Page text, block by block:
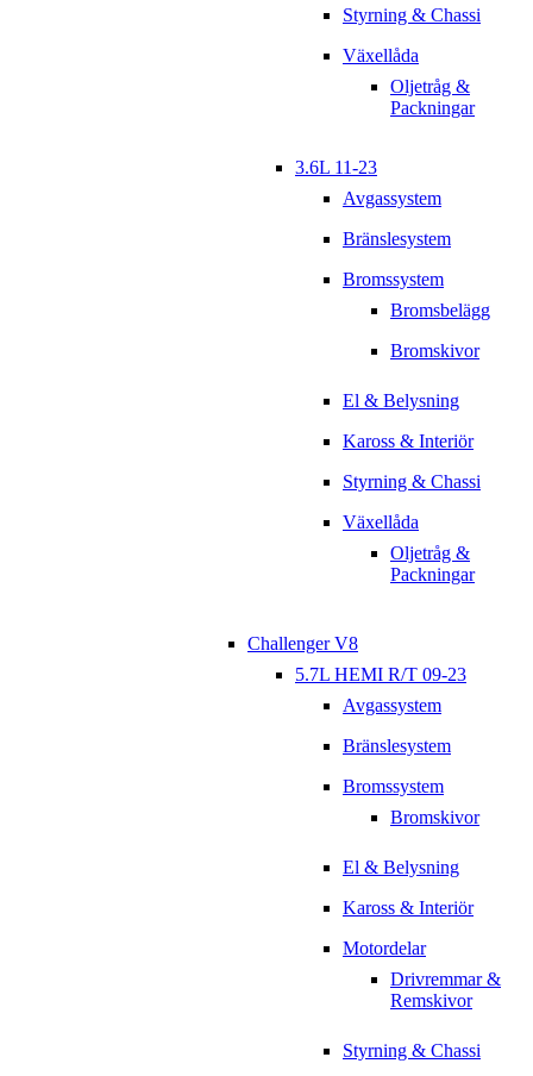
Styrning & Chassi
Växellåda
Oljetråg &
Packningar
3.6L 11-23
Avgassystem
Bränslesystem
Bromssystem
Bromsbelägg
Bromskivor
El & Belysning
Kaross & Interiör
Styrning & Chassi
Växellåda
Oljetråg &
Packningar
Challenger V8
5.7L HEMI R/T 09-23
Avgassystem
Bränslesystem
Bromssystem
Bromskivor
El & Belysning
Kaross & Interiör
Motordelar
Drivremmar &
Remskivor
Styrning & Chassi